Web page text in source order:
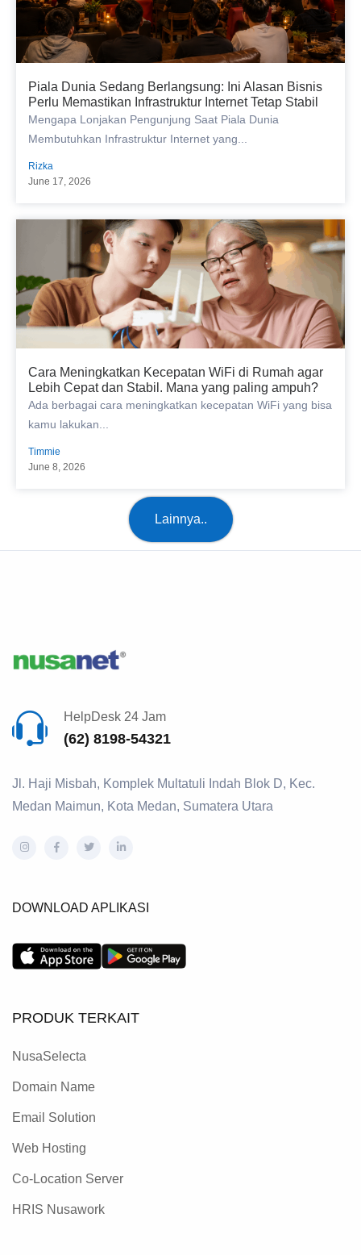
Piala Dunia Sedang Berlangsung: Ini Alasan Bisnis
Perlu Memastikan Infrastruktur Internet Tetap Stabil
Mengapa Lonjakan Pengunjung Saat Piala Dunia
Membutuhkan Infrastruktur Internet yang...
Rizka
June 17, 2026
Cara Meningkatkan Kecepatan WiFi di Rumah agar
Lebih Cepat dan Stabil. Mana yang paling ampuh?
Ada berbagai cara meningkatkan kecepatan WiFi yang bisa
kamu lakukan...
Timmie
June 8, 2026
Lainnya..
HelpDesk 24 Jam
(62) 8198-54321
Jl. Haji Misbah, Komplek Multatuli Indah Blok D, Kec.
Medan Maimun, Kota Medan, Sumatera Utara
DOWNLOAD APLIKASI
PRODUK TERKAIT
NusaSelecta
Domain Name
Email Solution
Web Hosting
Co-Location Server
HRIS Nusawork